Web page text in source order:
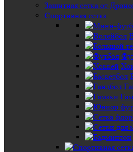
Защитная сетка от
Спортивная сетка